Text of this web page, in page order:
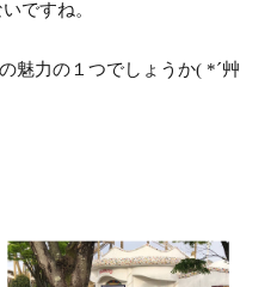
ですね。
魅力の１つでしょうか( *´艸